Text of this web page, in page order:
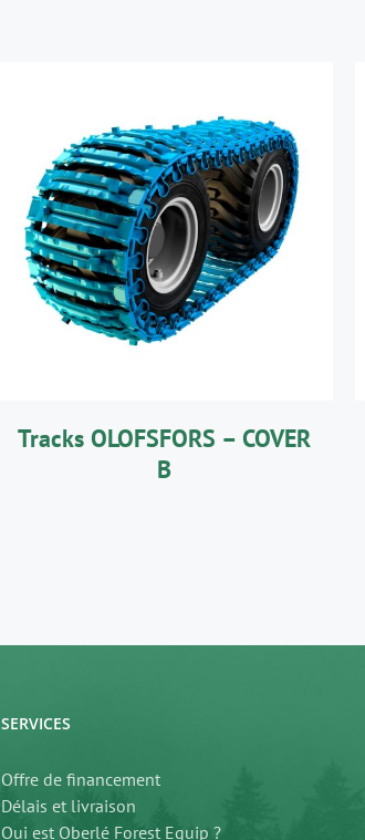
DÉTAILS
Tracks OLOFSFORS – COVER
B
SERVICES
Offre de financement
Délais et livraison
Qui est Oberlé Forest Equip ?